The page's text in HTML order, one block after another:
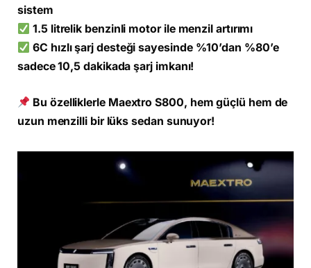
sistem
1.5 litrelik benzinli motor ile menzil artırımı
6C hızlı şarj desteği sayesinde %10’dan %80’e
sadece 10,5 dakikada şarj imkanı!
Bu özelliklerle Maextro S800, hem güçlü hem de
uzun menzilli bir lüks sedan sunuyor!